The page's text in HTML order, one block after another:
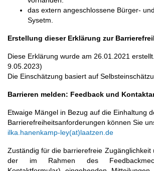
das extern angeschlossene Bürger-
Sysetm.
Erstellung dieser Erklärung zur
Diese Erklärung wurde am 26.01.2021
9.05.2023)
Die Einschätzung basiert auf
Barrieren melden: Feedback und
Etwaige Mängel in Bezug auf die Einhaltung
Barrierefreiheitsanforderungen können Sie
ilka.hanenkamp-ley(at)laatzen.de
Zuständig für die barrierefreie Zugänglichkeit
der im Rahmen des